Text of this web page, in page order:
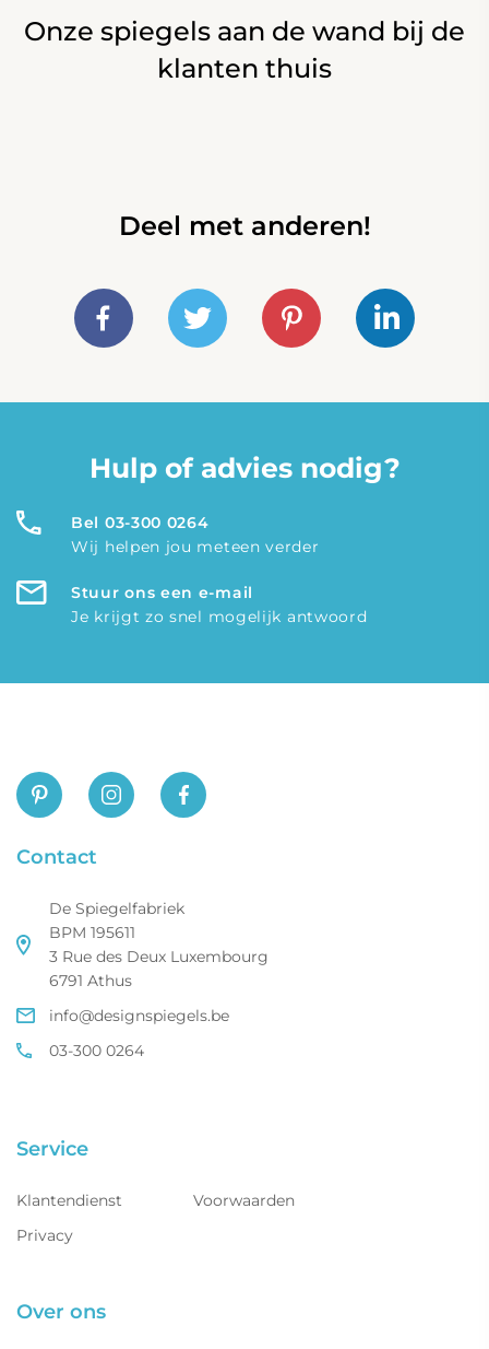
Onze spiegels aan de wand bij de
klanten thuis
Deel met anderen!
Hulp of advies nodig?
Bel 03-300 0264
Wij helpen jou meteen verder
Stuur ons een e-mail
Je krijgt zo snel mogelijk antwoord
Contact
De Spiegelfabriek
BPM 195611
3 Rue des Deux Luxembourg
6791 Athus
info@designspiegels.be
03-300 0264
Service
Klantendienst
Voorwaarden
Privacy
Over ons